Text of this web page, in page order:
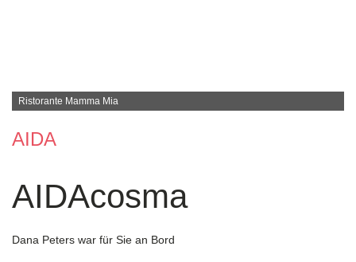
Ristorante Mamma Mia
AIDA
AIDAcosma
Dana Peters war für Sie an Bord